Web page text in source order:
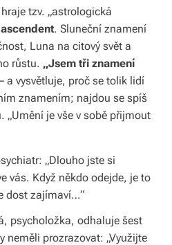
tzv. „astrologická
. Sluneční znamení
Luna na citový svět a
růstu. „Jsem tři znamení
a vysvětluje, proč se tolik lidí
znamením; najdou se spíš
„Umění je vše v sobě přijmout
„Dlouho jste si
vás. Když někdo odejde, je to
dost zajímaví…“
psycholožka, odhaluje šest
neměli prozrazovat: „Využijte